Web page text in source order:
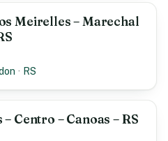
Meirelles – Marechal
· RS
Centro – Canoas – RS